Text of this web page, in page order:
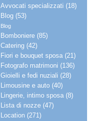
Avvocati specializzati (18)
Blog (53)
Blog
Bomboniere (85)
Catering (42)
Fiori e bouquet sposa (21)
Fotografo matrimoni (136)
Gioielli e fedi nuziali (28)
Limousine e auto (40)
Lingerie, intimo sposa (8)
Lista di nozze (47)
Location (271)